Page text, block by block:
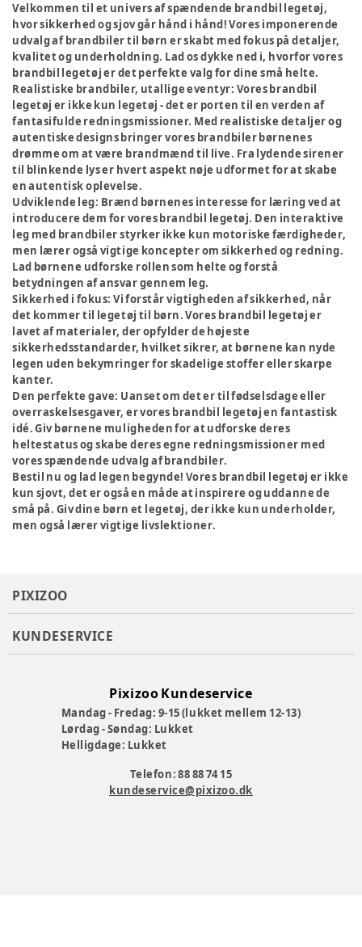
Velkommen til et univers af spændende brandbil legetøj,
hvor sikkerhed og sjov går hånd i hånd! Vores imponerende
udvalg af brandbiler til børn er skabt med fokus på detaljer,
kvalitet og underholdning. Lad os dykke ned i, hvorfor vores
brandbil legetøj er det perfekte valg for dine små helte.
Realistiske brandbiler, utallige eventyr: Vores brandbil
legetøj er ikke kun legetøj - det er porten til en verden af
fantasifulde redningsmissioner. Med realistiske detaljer og
autentiske designs bringer vores brandbiler børnenes
drømme om at være brandmænd til live. Fra lydende sirener
til blinkende lys er hvert aspekt nøje udformet for at skabe
en autentisk oplevelse.
Udviklende leg: Brænd børnenes interesse for læring ved at
introducere dem for vores brandbil legetøj. Den interaktive
leg med brandbiler styrker ikke kun motoriske færdigheder,
men lærer også vigtige koncepter om sikkerhed og redning.
Lad børnene udforske rollen som helte og forstå
betydningen af ansvar gennem leg.
Sikkerhed i fokus: Vi forstår vigtigheden af sikkerhed, når
det kommer til legetøj til børn. Vores brandbil legetøj er
lavet af materialer, der opfylder de højeste
sikkerhedsstandarder, hvilket sikrer, at børnene kan nyde
legen uden bekymringer for skadelige stoffer eller skarpe
kanter.
Den perfekte gave: Uanset om det er til fødselsdage eller
overraskelsesgaver, er vores brandbil legetøj en fantastisk
idé. Giv børnene muligheden for at udforske deres
heltestatus og skabe deres egne redningsmissioner med
vores spændende udvalg af brandbiler.
Bestil nu og lad legen begynde! Vores brandbil legetøj er ikke
kun sjovt, det er også en måde at inspirere og uddanne de
små på. Giv dine børn et legetøj, der ikke kun underholder,
men også lærer vigtige livslektioner.
PIXIZOO
KUNDESERVICE
Pixizoo Kundeservice
Mandag - Fredag: 9-15 (lukket mellem 12-13)
Lørdag - Søndag: Lukket
Helligdage: Lukket
Telefon: 88 88 74 15
kundeservice@pixizoo.dk